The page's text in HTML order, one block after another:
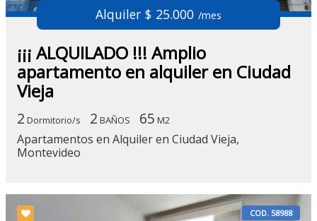
Alquiler $ 25.000 /mes
¡¡¡ ALQUILADO !!! Amplio
apartamento en alquiler en Ciudad
Vieja
2 Dormitorio/s 2 BAÑOS 65 M2
Apartamentos en Alquiler en Ciudad Vieja,
Montevideo
COD. 58988